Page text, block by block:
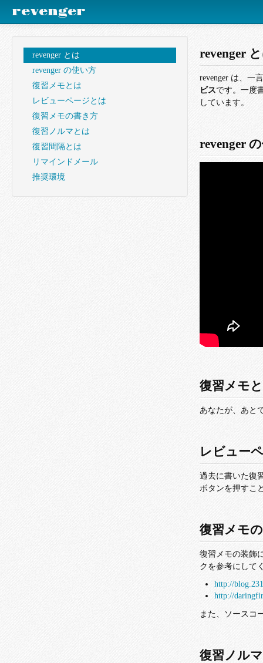
revenger
revenger とは
revenger の使い方
復習メモとは
レビューページとは
復習メモの書き方
復習ノルマとは
復習間隔とは
リマインドメール
推奨環境
revenger
revenger は、一
ビスです。一度
しています。
revenger
復習メモ
あなたが、あと
レビュー
過去に書いた復
ボタンを押すこ
復習メモ
復習メモの装飾
クを参考にして
http://
http://
また、ソースコ
復習ノル